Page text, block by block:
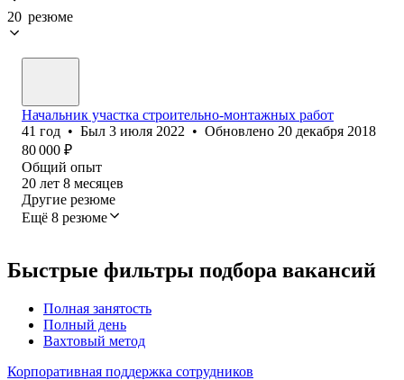
20 резюме
Начальник участка строительно-монтажных работ
41 год • Был 3 июля 2022 • Обновлено 20 декабря 2018
80 000 ₽
Общий опыт
20 лет 8 месяцев
Другие резюме
Ещё 8 резюме
Быстрые фильтры подбора вакансий
Полная занятость
Полный день
Вахтовый метод
Корпоративная поддержка сотрудников